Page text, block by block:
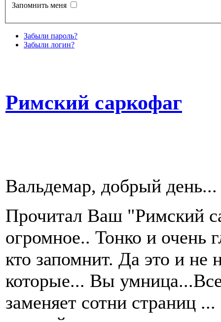
Запомнить меня
Забыли пароль?
Забыли логин?
Римский саркофаг
Вальдемар, добрый день...
Прочитал Ваш "Римский
огромное.. Тонко и очень
кто запомнит. Да это и не
которые... Вы
заменяет сотни страниц